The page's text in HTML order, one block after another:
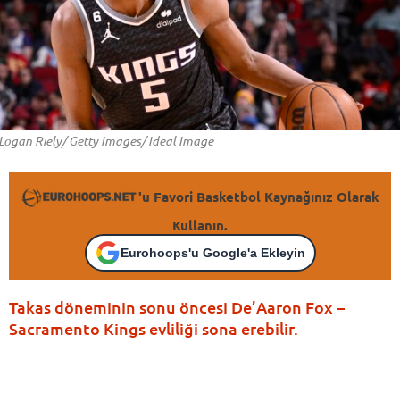
Riely/ Getty Images/ Ideal Image
'u Favori Basketbol Kaynağınız Olarak
Kullanın.
Eurohoops'u Google'a Ekleyin
Takas döneminin sonu öncesi De’Aaron Fox –
Sacramento Kings evliliği sona erebilir.